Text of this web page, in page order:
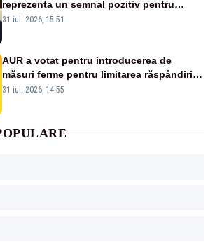
reprezenta un semnal pozitiv pentru
România. Autoritățile trebuie să continue
31 iul. 2026, 15:51
AUR a votat pentru introducerea de
măsuri ferme pentru limitarea răspândirii
virusului pestei porcine africane
31 iul. 2026, 14:55